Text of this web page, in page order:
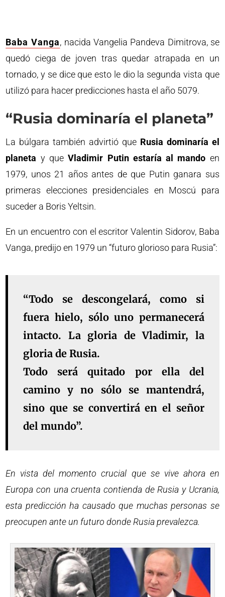
Baba Vanga, nacida Vangelia Pandeva Dimitrova, se
quedó ciega de joven tras quedar atrapada en un
tornado, y se dice que esto le dio la segunda vista que
utilizó para hacer predicciones hasta el año 5079.
“Rusia dominaría el planeta”
La búlgara también advirtió que Rusia dominaría el
planeta y queVladimir Putin estaría al mando en
1979, unos 21 años antes de que Putin ganara sus
primeras elecciones presidenciales en Moscú para
suceder a Boris Yeltsin.
En un encuentro con el escritor Valentin Sidorov, Baba
Vanga, predijo en 1979 un “futuro glorioso para Rusia”:
“Todo se descongelará, como si
fuera hielo, sólo uno permanecerá
intacto. La gloria de Vladimir, la
gloria de Rusia.
Todo será quitado por ella del
camino y no sólo se mantendrá,
sino que se convertirá en el señor
del mundo”.
En vista del momento crucial que se vive ahora en
Europa con una cruenta contienda de Rusia y Ucrania,
esta predicción ha causado que muchas personas se
preocupen ante un futuro donde Rusia prevalezca.